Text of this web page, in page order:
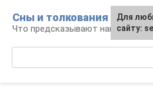
контенту
Сны и толкования
Что предсказывают нам наши
Для
сайту: